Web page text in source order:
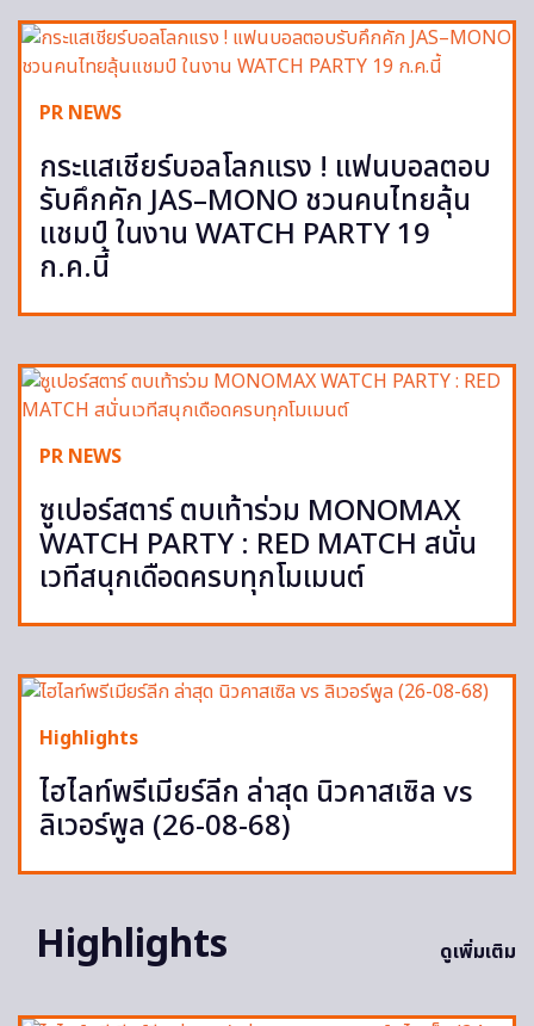
PR NEWS
กระแสเชียร์บอลโลกแรง ! แฟนบอลตอบ
รับคึกคัก JAS–MONO ชวนคนไทยลุ้น
แชมป์ ในงาน WATCH PARTY 19
ก.ค.นี้
PR NEWS
ซูเปอร์สตาร์ ตบเท้าร่วม MONOMAX
WATCH PARTY : RED MATCH สนั่น
เวทีสนุกเดือดครบทุกโมเมนต์
Highlights
ไฮไลท์พรีเมียร์ลีก ล่าสุด นิวคาสเซิล vs
ลิเวอร์พูล (26-08-68)
Highlights ดูเพิ่มเติม